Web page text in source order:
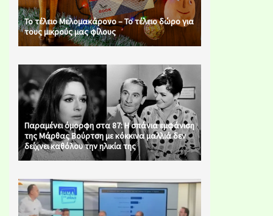
Το τέλειο Μελομακάρονο – Το τέλειο δώρο για
τους μικρούς μας φίλους
Παραμένει όμορφη στα 87: Η σπάνια εμφάνιση
της Μάρθας Βούρτση με κόκκινα μαλλιά δεν
δείχνει καθόλου την ηλικία της